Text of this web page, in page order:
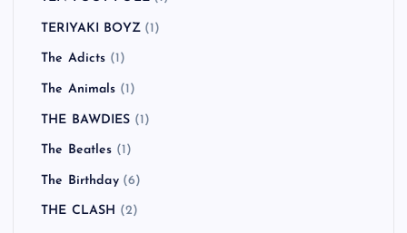
TERIYAKI BOYZ(1)
The Adicts (1)
The Animals (1)
THE BAWDIES (1)
The Beatles (1)
The Birthday(6)
THE CLASH (2)